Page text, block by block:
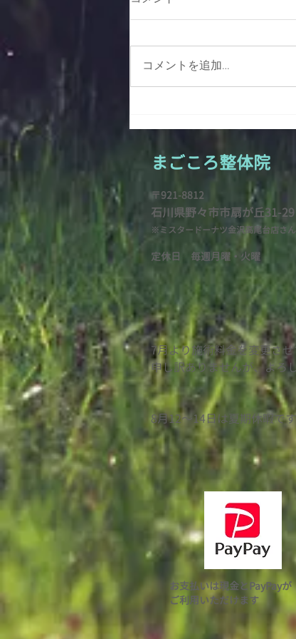
秋の匂い
コメントを追加…
まごころ整体院
〒921-8812
石川県野々市市扇が丘31-29
※ミスタードーナツ金沢高尾台店さん
定休日 毎週月曜・火曜
7月より施術料金を変更さ
申し訳ありませんが、よろ
​8月12〜14日は夏期休暇で
お支払いは現金とPayPayが
ご利用いただけます